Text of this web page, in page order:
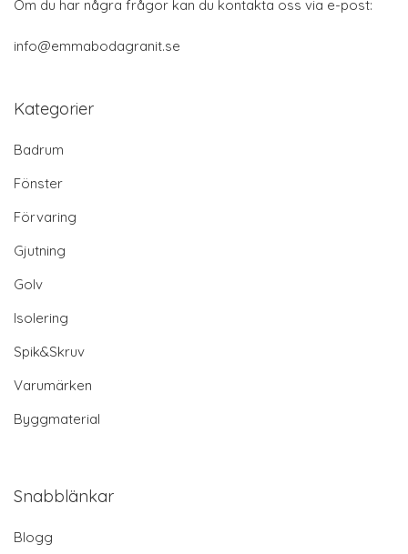
Om du har några frågor kan du kontakta oss via e-post:
info@emmabodagranit.se
Kategorier
Badrum
Fönster
Förvaring
Gjutning
Golv
Isolering
Spik&Skruv
Varumärken
Byggmaterial
Snabblänkar
Blogg